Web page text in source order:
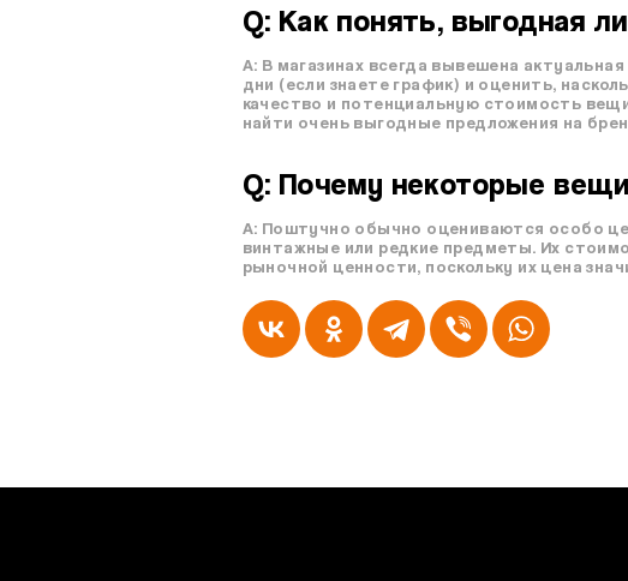
Q: Как понять, выгодная
A: В магазинах всегда вывешена
дни (если знаете график) и оценить,
качество и потенциальную стоимость
найти очень выгодные предложения на
Q: Почему некоторые
A: Поштучно обычно оцениваются особо
винтажные или редкие предметы. Их
рыночной ценности, поскольку их цена